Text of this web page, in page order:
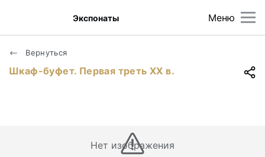
Меню
Экспонаты
Вернуться
Шкаф-буфет. Первая треть XX в.
Нет изображения